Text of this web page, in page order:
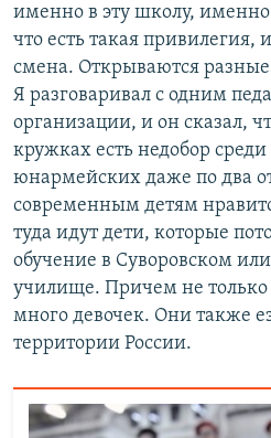
именно в эту школу, именно
что есть такая привилегия,
смена. Открываются
Я разговаривал с одним
организации, и он сказал,
кружках есть недобор среди
юнармейских даже по два
современным детям
туда идут дети, которые
обучение в Суворовском
училище. Причем не
много девочек. Они также
территории России.